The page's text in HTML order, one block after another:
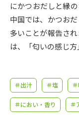
大学で学びたい学
学問のミニ講義「夢ナ
学問の教科書
にかつおだしと縁
中国では、かつお
多いことが報告さ
は、「匂いの感じ
＃出汁 ＃塩
＃におい・香り ＃